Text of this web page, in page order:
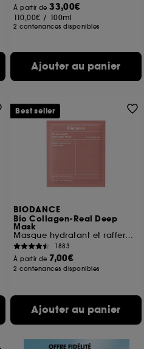
À partir de33,00€
110,00€ / 100ml
2 contenances disponibles
Ajouter au panier
BIODANCE
Bio Collagen-Real Deep
Mask
Masque hydratant et raffermissant
1883
À partir de 7,00€
2 contenances disponibles
Ajouter au panier
Best seller